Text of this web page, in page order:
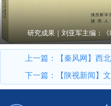
研究成果｜刘亚军主编：《
上一篇：
【秦风网】西北政法大学：举办“
下一篇：
【陕视新闻】文明交通 礼行天下